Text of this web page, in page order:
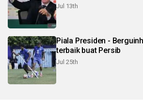
Jul 13th
Piala Presiden -
terbaik buat Persib
Jul 25th